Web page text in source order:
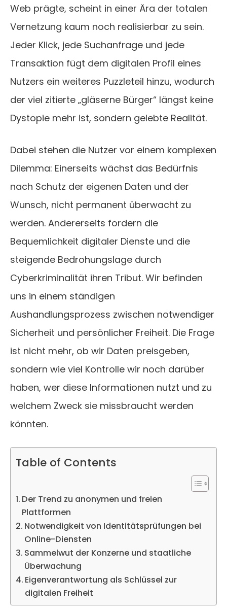
Web prägte, scheint in einer Ära der totalen
Vernetzung kaum noch realisierbar zu sein.
Jeder Klick, jede Suchanfrage und jede
Transaktion fügt dem digitalen Profil eines
Nutzers ein weiteres Puzzleteil hinzu, wodurch
der viel zitierte „gläserne Bürger“ längst keine
Dystopie mehr ist, sondern gelebte Realität.
Dabei stehen die Nutzer vor einem komplexen
Dilemma: Einerseits wächst das Bedürfnis
nach Schutz der eigenen Daten und der
Wunsch, nicht permanent überwacht zu
werden. Andererseits fordern die
Bequemlichkeit digitaler Dienste und die
steigende Bedrohungslage durch
Cyberkriminalität ihren Tribut. Wir befinden
uns in einem ständigen
Aushandlungsprozess zwischen notwendiger
Sicherheit und persönlicher Freiheit. Die Frage
ist nicht mehr, ob wir Daten preisgeben,
sondern wie viel Kontrolle wir noch darüber
haben, wer diese Informationen nutzt und zu
welchem Zweck sie missbraucht werden
könnten.
Table of Contents
Der Trend zu anonymen und freien
Plattformen
Notwendigkeit von Identitätsprüfungen bei
Online-Diensten
Sammelwut der Konzerne und staatliche
Überwachung
Eigenverantwortung als Schlüssel zur
digitalen Freiheit